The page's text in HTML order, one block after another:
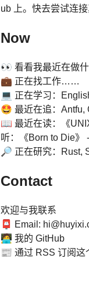
ub 上。快去尝试连接
Now
👀 看看我最近在做什
💼 正在找工作……
💻 正在学习：
🤩 最近在追：Antfu,
📖 最近在读：《
听：《Born to Die》
🔎 正在研究：Rust,
Contact
欢迎与我联系
📮 Email:
🧑‍💻 我的 GitHub
📰 通过 RSS 订阅这